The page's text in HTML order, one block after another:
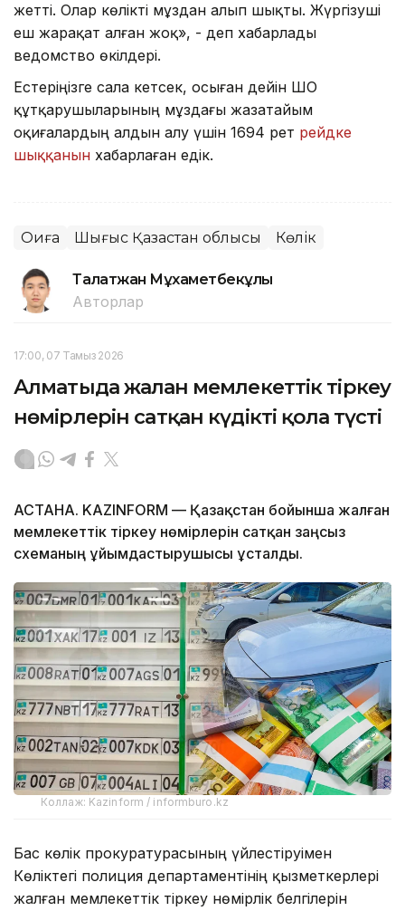
жетті. Олар көлікті мұздан алып шықты. Жүргізуші
еш жарақат алған жоқ», - деп хабарлады
ведомство өкілдері.
Естеріңізге сала кетсек, осыған дейін ШҚО
құтқарушыларының мұздағы жазатайым
оқиғалардың алдын алу үшін 1694 рет рейдке
шыққанын хабарлаған едік.
Оқиға Шығыс Қазақстан облысы Көлік
Талғатжан Мұхаметбекұлы
Авторлар
17:00, 07 Тамыз 2026
Алматыда жалған мемлекеттік тіркеу
нөмірлерін сатқан күдікті қолға түсті
АСТАНА. KAZINFORM — Қазақстан бойынша жалған
мемлекеттік тіркеу нөмірлерін сатқан заңсыз
схеманың ұйымдастырушысы ұсталды.
Коллаж: Kazinform / informburo.kz
Бас көлік прокуратурасының үйлестіруімен
Көліктегі полиция департаментінің қызметкерлері
жалған мемлекеттік тіркеу нөмірлік белгілерін